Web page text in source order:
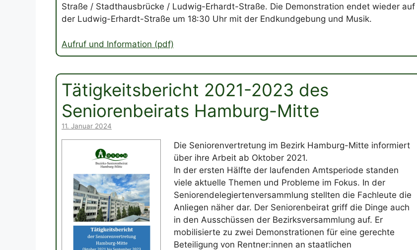
Straße / Stadthausbrücke / Ludwig-Erhardt-Straße. Die Demonstration endet wieder auf
der Ludwig-Erhardt-Straße um 18:30 Uhr mit der Endkundgebung und Musik.
Aufruf und Information (pdf)
Tätigkeitsbericht 2021-2023 des
Seniorenbeirats Hamburg-Mitte
11. Januar 2024
Die Seniorenvertretung im Bezirk Hamburg-Mitte informiert
über ihre Arbeit ab Oktober 2021.
In der ersten Hälfte der laufenden Amtsperiode standen
viele aktuelle Themen und Probleme im Fokus. In der
Seniorendelegiertenversammlung stellten die Fachleute die
Anliegen näher dar. Der Seniorenbeirat griff die Dinge auch
in den Ausschüssen der Bezirksversammlung auf. Er
mobilisierte zu zwei Demonstrationen für eine gerechte
Beteiligung von Rentner:innen an staatlichen